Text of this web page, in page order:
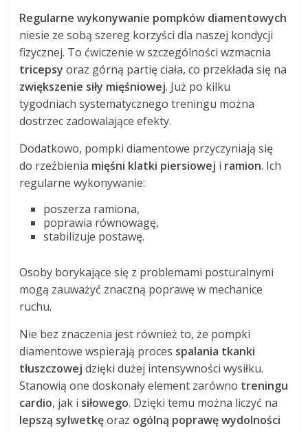
Regularne wykonywanie pompków diamentowych
niesie ze sobą szereg korzyści dla naszej kondycji
fizycznej. To ćwiczenie w szczególności wzmacnia
tricepsy oraz górną partię ciała, co przekłada się na
zwiększenie siły mięśniowej. Już po kilku
tygodniach systematycznego treningu można
dostrzec zadowalające efekty.
Dodatkowo, pompki diamentowe przyczyniają się
do rzeźbienia mięśni klatki piersiowej i ramion. Ich
regularne wykonywanie:
poszerza ramiona,
poprawia równowagę,
stabilizuje postawę.
Osoby borykające się z problemami posturalnymi
mogą zauważyć znaczną poprawę w mechanice
ruchu.
Nie bez znaczenia jest również to, że pompki
diamentowe wspierają proces spalania tkanki
tłuszczowej dzięki dużej intensywności wysiłku.
Stanowią one doskonały element zarówno treningu
cardio, jak i siłowego. Dzięki temu można liczyć na
lepszą sylwetkęoraz ogólną poprawę wydolności